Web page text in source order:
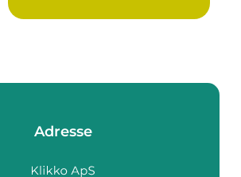
Adresse